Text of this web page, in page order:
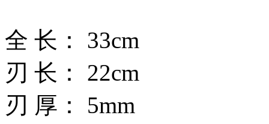
全 长： 33cm
刃 长： 22cm
刃 厚： 5mm